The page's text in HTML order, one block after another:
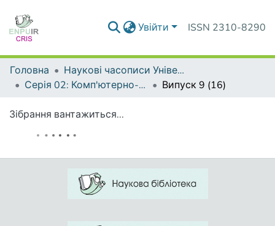
Увійти ISSN 2310-8290
Головна
Наукові часописи Університету
Серія 02: Комп'ютерно-орієнтовані системи навчання
Випуск 9 (16)
Зібрання вантажиться...